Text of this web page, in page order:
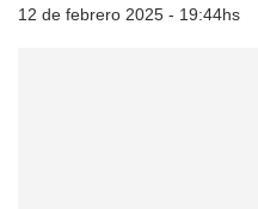
12 de febrero 2025 - 19:44hs